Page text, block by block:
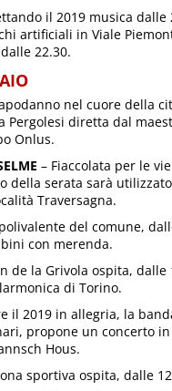
il 2019 musica
artificiali in Viale
22.30.
nel cuore della
Pergolesi diretta dal
Onlus.
– Fiaccolata per le
della serata sarà
Traversagna.
del comune,
con merenda.
de la Grivola ospita,
di Torino.
il 2019 in allegria, la
propone un concerto
Hous.
sportiva ospita, dalle